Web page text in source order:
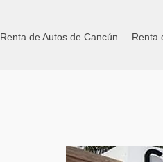
Renta de Autos de Cancún Renta